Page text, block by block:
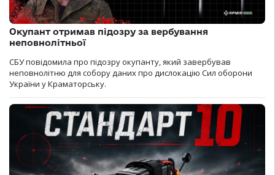
Окупант отримав підозру за вербування
неповнолітньої
СБУ повідомила про підозру окупанту, який завербував
неповнолітню для собору даних про дислокацію Сил оборони
України у Краматорську.